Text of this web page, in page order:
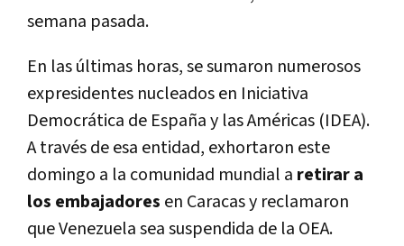
semana pasada.
En las últimas horas, se sumaron numerosos
expresidentes nucleados en Iniciativa
Democrática de España y las Américas (IDEA).
A través de esa entidad, exhortaron este
domingo a la comunidad mundial a retirar a
los embajadores en Caracas y reclamaron
que Venezuela sea suspendida de la OEA.